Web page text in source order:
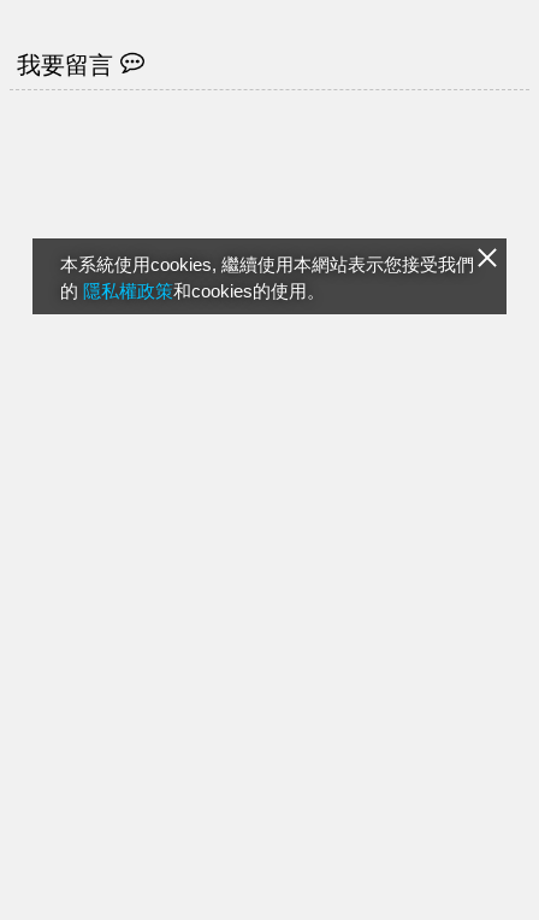
本系統使用cookies, 繼續使用本網站表示您接受我們
的 隱私權政策和cookies的使用。
我要留言